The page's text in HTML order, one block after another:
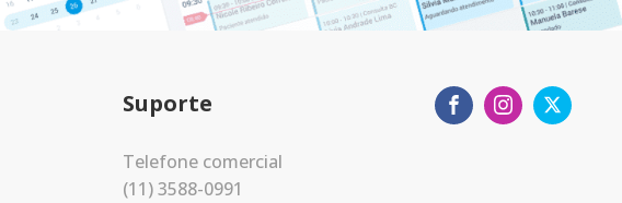
Suporte
Telefone comercial
(11) 3588-0991